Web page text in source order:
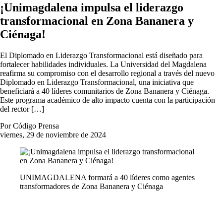
¡Unimagdalena impulsa el liderazgo
transformacional en Zona Bananera y
Ciénaga!
El Diplomado en Liderazgo Transformacional está diseñado para
fortalecer habilidades individuales. La Universidad del Magdalena
reafirma su compromiso con el desarrollo regional a través del nuevo
Diplomado en Liderazgo Transformacional, una iniciativa que
beneficiará a 40 líderes comunitarios de Zona Bananera y Ciénaga.
Este programa académico de alto impacto cuenta con la participación
del rector […]
Por Código Prensa
viernes, 29 de noviembre de 2024
UNIMAGDALENA formará a 40 líderes como agentes
transformadores de Zona Bananera y Ciénaga